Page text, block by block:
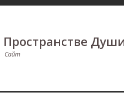
Пространстве
Сайт